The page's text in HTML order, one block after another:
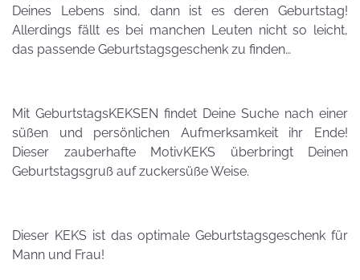
Deines Lebens sind, dann ist es deren Geburtstag!
Allerdings fällt es bei manchen Leuten nicht so leicht,
das passende Geburtstagsgeschenk zu finden…
Mit GeburtstagsKEKSEN findet Deine Suche nach einer
süßen und persönlichen Aufmerksamkeit ihr Ende!
Dieser zauberhafte MotivKEKS überbringt Deinen
Geburtstagsgruß auf zuckersüße Weise.
Dieser KEKS ist das optimale Geburtstagsgeschenk für
Mann und Frau!